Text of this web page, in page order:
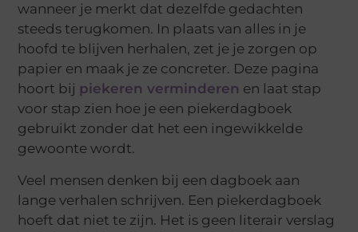
wanneer je merkt dat dezelfde gedachten
steeds terugkomen. In plaats van alles in je
hoofd te blijven herhalen, zet je je zorgen op
papier en maak je ze concreter. Deze pagina
hoort bij piekeren verminderen en laat stap
voor stap zien hoe je een piekerdagboek
gebruikt zonder dat het een ingewikkelde
gewoonte wordt.
Veel mensen denken bij een dagboek aan
lange verhalen schrijven. Een piekerdagboek
hoeft dat niet te zijn. Het is geen literair verslag